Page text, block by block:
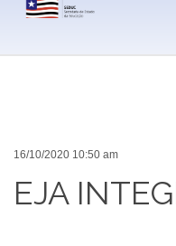
16/10/2020 10:50 am
EJA